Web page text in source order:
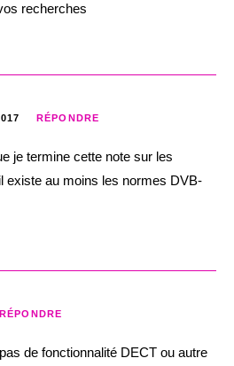
recherches
RÉPONDRE
je termine cette note sur les
au moins les normes DVB-
RÉPONDRE
de fonctionnalité DECT ou autre